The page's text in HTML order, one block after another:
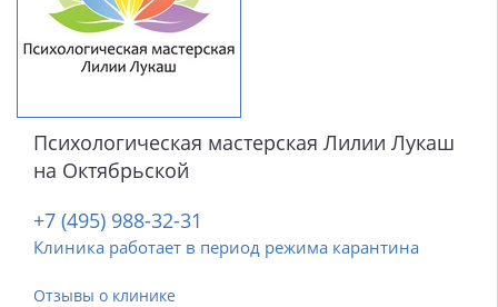
Психологическая мастерская Лилии Лукаш
на Октябрьской
+7 (495) 988-32-31
Клиника работает в период режима карантина
Отзывы о клинике